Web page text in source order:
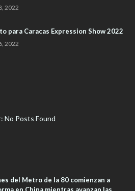
2022
para Caracas Expression Show 2022
2022
No Posts Found
del Metro de la 80 comienzan a